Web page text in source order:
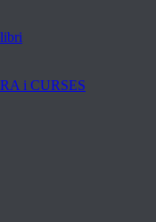
i CURSES